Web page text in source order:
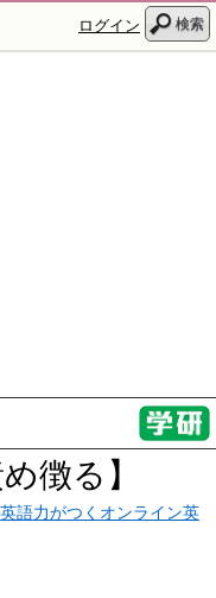
ログイン 検索
徴る】
語力がつくオンライン英